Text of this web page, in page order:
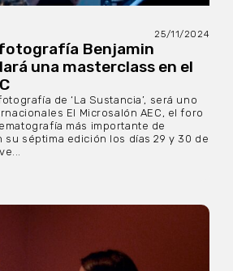
25/11/2024
Benjamin
una masterclass en el
de ‘La Sustancia’, será uno
El Microsalón AEC, el foro
más importante de
su séptima edición los días 29 y 30 de